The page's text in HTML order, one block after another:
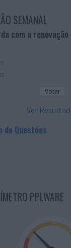
SEMANAL
com a
Ver
de Questões
PPLWARE